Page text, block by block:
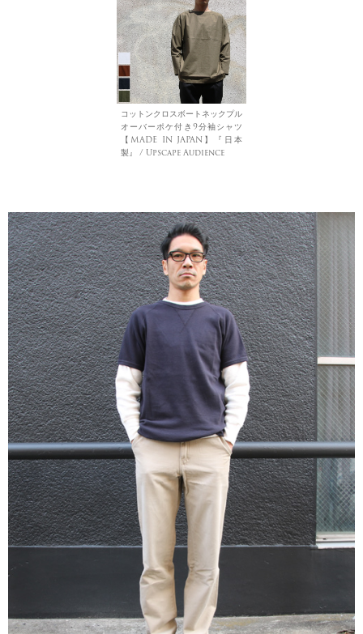
コットンクロスボートネックプル
オーバーポケ付き9分袖シャツ
【MADE IN JAPAN】『日本
製』 / Upscape Audience